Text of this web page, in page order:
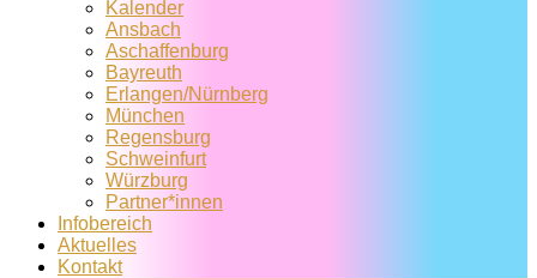
Kalender
Ansbach
Aschaffenburg
Bayreuth
Erlangen/Nürnberg
München
Regensburg
Schweinfurt
Würzburg
Partner*innen
Infobereich
Aktuelles
Kontakt